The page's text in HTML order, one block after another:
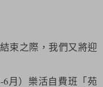
束之際，我們又將迎
6月）樂活自費班「苑